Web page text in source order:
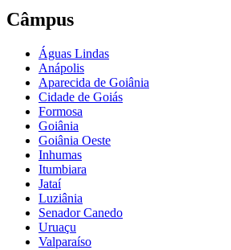
Câmpus
Águas Lindas
Anápolis
Aparecida de Goiânia
Cidade de Goiás
Formosa
Goiânia
Goiânia Oeste
Inhumas
Itumbiara
Jataí
Luziânia
Senador Canedo
Uruaçu
Valparaíso